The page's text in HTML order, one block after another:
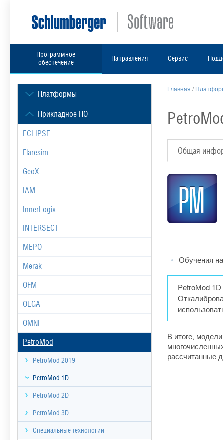
Программное
обеспечение
Направления Сервис
Платформы
Прикладное ПО
ECLIPSE
Flaresim
GeoX
IAM
InnerLogix
INTERSECT
MEPO
Merak
OFM
OLGA
OMNI
PetroMod
PetroMod 2019
PetroMod 1D
PetroMod 2D
PetroMod 3D
Специальные технологии
Главная /
Общая
Обучения
PetroMod
В итоге,
рассчитанные